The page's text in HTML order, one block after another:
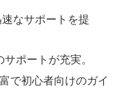
なサポートを提
ポートが充実。
で初心者向けのガイ